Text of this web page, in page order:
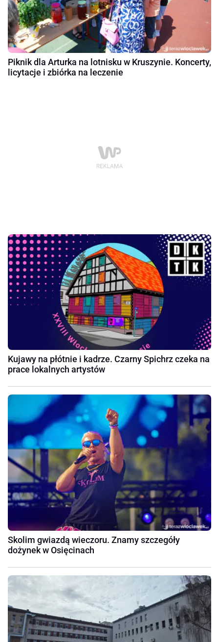
Piknik dla Arturka na lotnisku w Kruszynie. Koncerty,
licytacje i zbiórka na leczenie
Kujawy na płótnie i kadrze. Czarny Spichrz czeka na
prace lokalnych artystów
Skolim gwiazdą wieczoru. Znamy szczegóły
dożynek w Osięcinach